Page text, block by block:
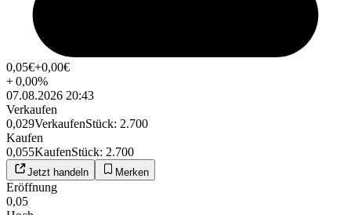
0,05€+0,00€
+0,00%
07.08.2026 20:43
Verkaufen
0,029VerkaufenStück: 2.700
Kaufen
0,055KaufenStück: 2.700
Jetzt handeln Merken
Eröffnung
0,05